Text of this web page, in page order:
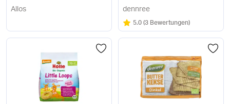
Allos dennree
Bewertung:
5.0/5
(3 Bewertungen)